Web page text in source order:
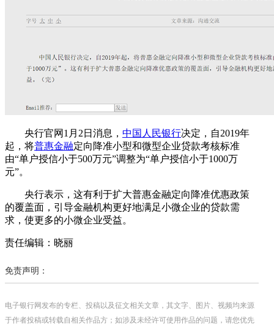
央行官网1月2日消息， 中国人民银行决定，自2019年
起，将普惠金融定向降准小型和微型企业贷款考核标准
由“单户授信小于500万元”调整为“单户授信小于1000万
元”。
央行表示，这有利于扩大普惠金融定向降准优惠政策
的覆盖面，引导金融机构更好地满足小微企业的贷款需
求，使更多的小微企业受益。
责任编辑：晓丽
免责声明：
电子银行网发布的专栏、投稿以及征文相关文章，其文字、图片、视频均来源
于作者投稿或转载自相关作品方；如涉及未经许可使用作品的问题，请您优先